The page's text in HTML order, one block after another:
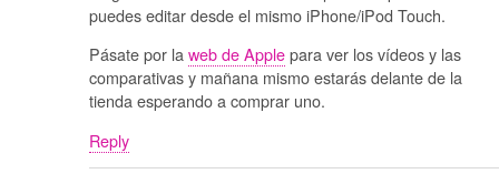
puedes editar desde el mismo iPhone/iPod Touch.
Pásate por laweb de Applepara ver los vídeos y las
comparativas y mañana mismo estarás delante de la
tienda esperando a comprar uno.
Reply